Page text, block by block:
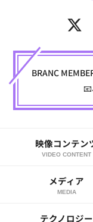
BRANC
映像コンテン
VIDEO CONTENT
メディア
MEDIA
テクノロジー